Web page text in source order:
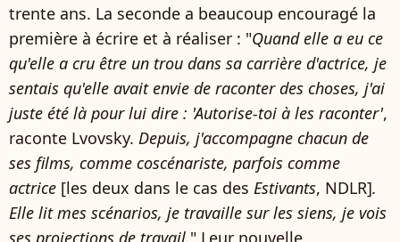
trente ans. La seconde a beaucoup encouragé la
première à écrire et à réaliser : "Quand elle a eu ce
qu'elle a cru être un trou dans sa carrière d'actrice, je
sentais qu'elle avait envie de raconter des choses, j'ai
juste été là pour lui dire : 'Autorise-toi à les raconter',
raconte Lvovsky. Depuis, j'accompagne chacun de
ses films, comme coscénariste, parfois comme
actrice [les deux dans le cas des Estivants, NDLR].
Elle lit mes scénarios, je travaille sur les siens, je vois
ses projections de travail." Leur nouvelle